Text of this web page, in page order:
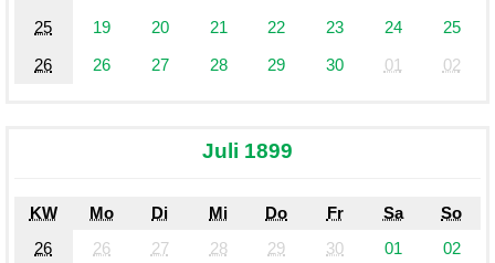
25
19 20 21 22 23 24
25
26
26 27 28 29 30 01 02
Juli 1899
KW Mo Di Mi Do Fr Sa
So
26
26 27 28 29 30 01
02